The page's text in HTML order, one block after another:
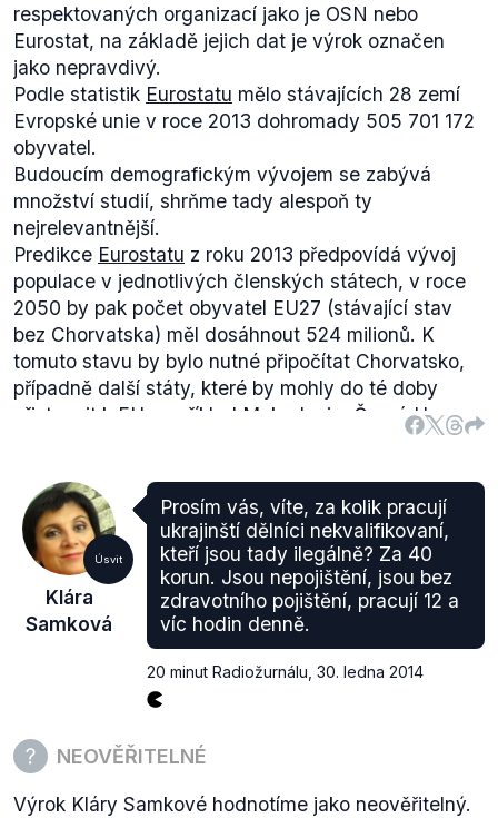
respektovaných organizací jako je OSN nebo
Eurostat, na základě jejich dat je výrok označen
jako nepravdivý.
Podle statistik Eurostatu mělo stávajících 28 zemí
Evropské unie v roce 2013 dohromady 505 701 172
obyvatel.
Budoucím demografickým vývojem se zabývá
množství studií, shrňme tady alespoň ty
nejrelevantnější.
Predikce Eurostatu z roku 2013 předpovídá vývoj
populace v jednotlivých členských státech, v roce
2050 by pak počet obyvatel EU27 (stávající stav
bez Chorvatska) měl dosáhnout 524 milionů. K
tomuto stavu by bylo nutné připočítat Chorvatsko,
případně další státy, které by mohly do té doby
přistoupit k EU, například Makedonie, Černá Hora
predikci(en, .pdf) vývoje světové populace. Ta se
dívá na Evropu jako celek a i v nejoptimističtější
variantě vývoje počítá s růstem ze 742 milionů v
roce 2013 na 804 milionů v roce 2050 (str. 26).
Nezisková organizace Population Reference Bureau
pak Evropské uniipředpovídá(en, .pdf) pro rok
2050 517 milionů obyvatel (str. 10).
Všechny zmíněné predikce zohledňují vliv migrace,
obvykle propočítávají několik variant vývoje
přistěhovalectví.
Klárou Samkovou zmíněných 1,3 miliardy migrantů
Úsvit
Klára
Samková
Prosím vás, víte, za kolik pracují
ukrajinští dělníci nekvalifikovaní,
kteří jsou tady ilegálně? Za 40
korun. Jsou nepojištění, jsou bez
zdravotního pojištění, pracují 12 a
víc hodin denně.
20 minut Radiožurnálu 30. ledna 2014
NEOVĚŘITELNÉ
Výrok Kláry Samkové hodnotíme jako neověřitelný.